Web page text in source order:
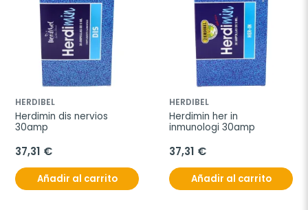
HERDIBEL
Herdimin dis nervios
30amp
37,31 €
Añadir al carrito
HERDIBEL
Herdimin her in
inmunologi 30amp
37,31 €
Añadir al carrito